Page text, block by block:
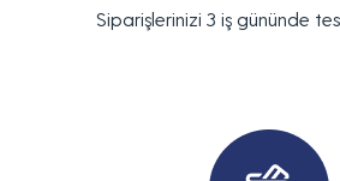
Siparişlerinizi 3 iş gününde